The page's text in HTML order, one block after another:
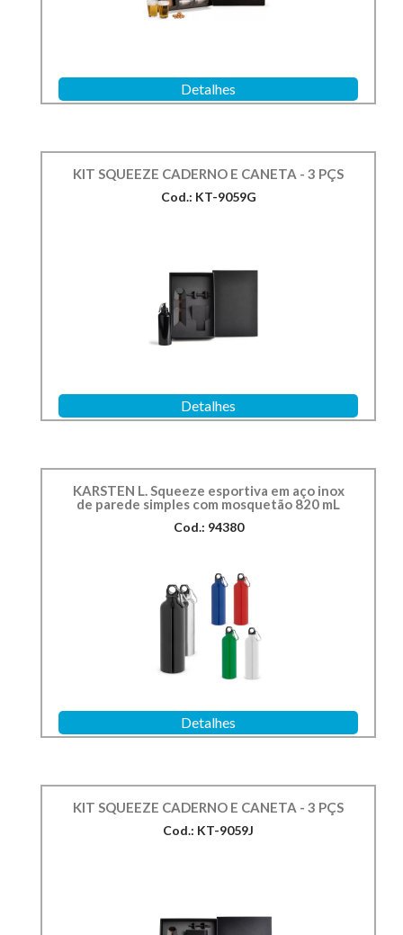
Detalhes
KIT SQUEEZE CADERNO E CANETA - 3 PÇS
Cod.: KT-9059G
Detalhes
KARSTEN L. Squeeze esportiva em aço inox
de parede simples com mosquetão 820 mL
Cod.: 94380
Detalhes
KIT SQUEEZE CADERNO E CANETA - 3 PÇS
Cod.: KT-9059J